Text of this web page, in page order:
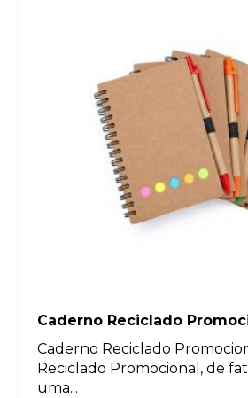
Caderno Reciclado
Caderno Reciclado
Reciclado Promocional, de
uma...